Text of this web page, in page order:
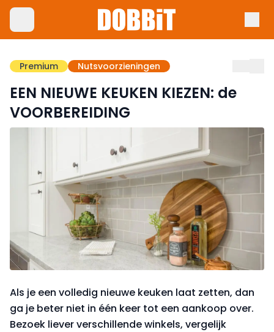
Premium Nutsvoorzieningen
EEN NIEUWE KEUKEN KIEZEN: de
VOORBEREIDING
Als je een volledig nieuwe keuken laat zetten, dan
ga je beter niet in één keer tot een aankoop over.
Bezoek liever verschillende winkels, vergelijk